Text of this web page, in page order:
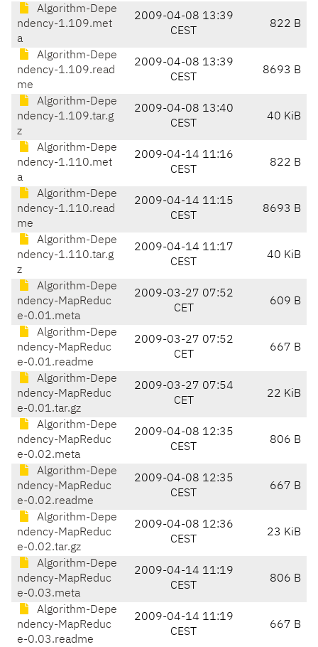
Algorithm-Depe
ndency-1.109.met
a
2009-04-08 13:39
CEST
822 B
Algorithm-Depe
ndency-1.109.read
me
2009-04-08 13:39
CEST
8693 B
Algorithm-Depe
ndency-1.109.tar.g
z
2009-04-08 13:40
CEST
40 KiB
Algorithm-Depe
ndency-1.110.met
a
2009-04-14 11:16
CEST
822 B
Algorithm-Depe
ndency-1.110.read
me
2009-04-14 11:15
CEST
8693 B
Algorithm-Depe
ndency-1.110.tar.g
z
2009-04-14 11:17
CEST
40 KiB
Algorithm-Depe
ndency-MapReduc
e-0.01.meta
2009-03-27 07:52
CET
609 B
Algorithm-Depe
ndency-MapReduc
e-0.01.readme
2009-03-27 07:52
CET
667 B
Algorithm-Depe
ndency-MapReduc
e-0.01.tar.gz
2009-03-27 07:54
CET
22 KiB
Algorithm-Depe
ndency-MapReduc
e-0.02.meta
2009-04-08 12:35
CEST
806 B
Algorithm-Depe
ndency-MapReduc
e-0.02.readme
2009-04-08 12:35
CEST
667 B
Algorithm-Depe
ndency-MapReduc
e-0.02.tar.gz
2009-04-08 12:36
CEST
23 KiB
Algorithm-Depe
ndency-MapReduc
e-0.03.meta
2009-04-14 11:19
CEST
806 B
Algorithm-Depe
ndency-MapReduc
e-0.03.readme
2009-04-14 11:19
CEST
667 B